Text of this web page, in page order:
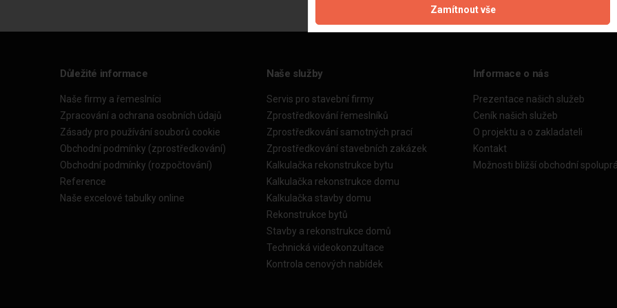
Důležité informace
Naše firmy a řemeslníci
Zpracování a ochrana osobních údajů
Zásady pro používání souborů cookie
Obchodní podmínky (zprostředkování)
Obchodní podmínky (rozpočtování)
Reference
Naše excelové tabulky online
Naše služby
Servis pro stavební firmy
Zprostředkování řemeslníků
Zprostředkování samotných prací
Zprostředkování stavebních zakázek
Kalkulačka rekonstrukce bytu
Kalkulačka rekonstrukce domu
Kalkulačka stavby domu
Rekonstrukce bytů
Stavby a rekonstrukce domů
Technická videokonzultace
Kontrola cenových nabídek
Informace o nás
Prezentace našich služeb
Ceník našich služeb
O projektu a o zakladateli
Kontakt
Možnosti bližší obchodní
Zamítnout vše